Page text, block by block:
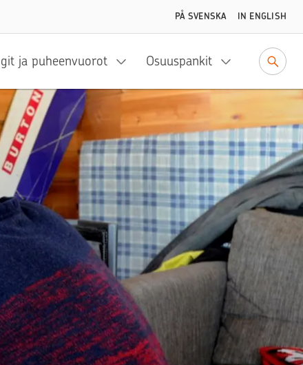
PÅ SVENSKA IN ENGLISH
ja puheenvuorot Osuuspankit